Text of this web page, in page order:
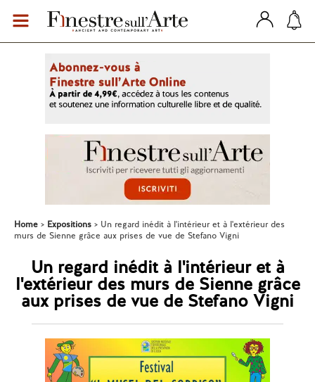
Home Expositions
Un regard inédit à l'intérieur et à l'extérieur des
murs de Sienne grâce aux prises de vue de Stefano Vigni
Un regard inédit à l'intérieur et à
l'extérieur des murs de Sienne grâce
aux prises de vue de Stefano Vigni